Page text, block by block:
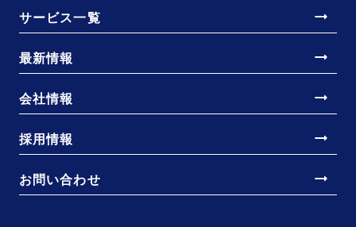
サービス一覧 arrow_right_alt
最新情報 arrow_right_alt
会社情報 arrow_right_alt
採用情報 arrow_right_alt
お問い合わせ arrow_right_alt